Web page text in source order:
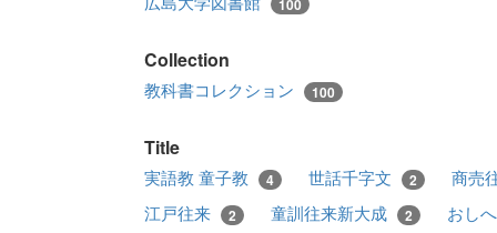
100
Collection
教科書コレクション 100
Title
実語教 童子教 4 世話千字文 2
商売
江戸往来
2 童訓往来新大成 2
おし